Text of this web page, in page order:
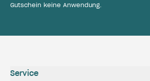
Gutschein keine Anwendung.
Service